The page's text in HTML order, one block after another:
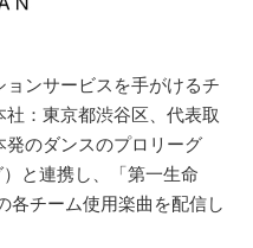
ンサービスを手がけるチ
：東京都渋谷区、代表取
のダンスのプロリーグ
と連携し、「第一生命
各チーム使用楽曲を配信し